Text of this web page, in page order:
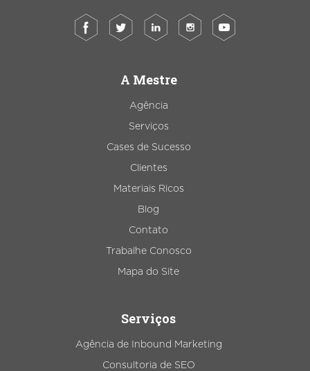
A Mestre
Agência
Serviços
Cases de Sucesso
Clientes
Materiais Ricos
Blog
Contato
Trabalhe Conosco
Mapa do Site
Serviços
Agência de Inbound Marketing
Consultoria de SEO